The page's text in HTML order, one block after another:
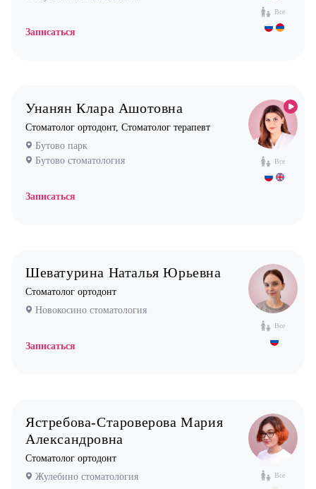
Все
Записаться
Все
Унанян Клара Ашотовна
Стоматолог ортодонт, Стоматолог терапевт
Бутово парк
Бутово стоматология
Записаться
Все
Шеватурина Наталья Юрьевна
Стоматолог ортодонт
Новокосино стоматология
Записаться
Все
Ястребова-Староверова Мария
Александровна
Стоматолог ортодонт
Жулебино стоматология